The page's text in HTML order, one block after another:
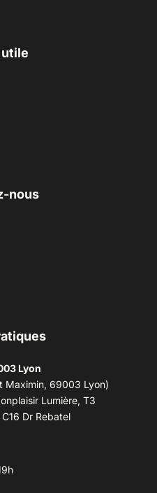
utile
nous
Lyon
Maximin, 69003 Lyon)
Lumière, T3
Dr Rebatel